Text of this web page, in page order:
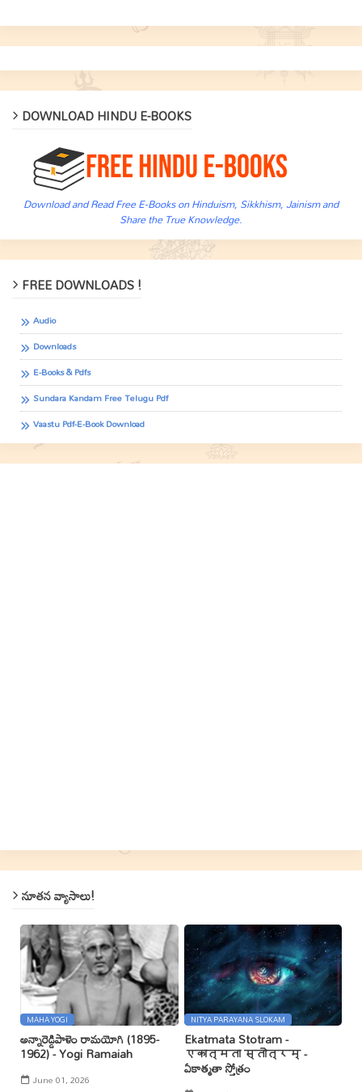
DOWNLOAD HINDU E-BOOKS
Download and Read Free E-Books on Hinduism, Sikkhism, Jainism and
Share the True Knowledge.
FREE DOWNLOADS !
Audio
Downloads
E-Books & Pdfs
Sundara Kandam Free Telugu Pdf
Vaastu Pdf-E-Book Download
నూతన వ్యాసాలు!
MAHA YOGI
అన్నారెడ్డిపాళెం రామయోగి (1895-
1962) - Yogi Ramaiah
June 01, 2026
NITYA PARAYANA SLOKAM
Ekatmata Stotram -
एकात्मता स्तोत्रम् -
ఏకాత్మతా స్తోత్రం